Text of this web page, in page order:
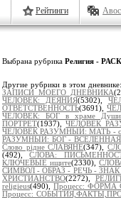
Рейтинги
Выбрана рубрика Религия -
Другие рубрики в этом
ЗАПИСИ МОЕГО ДНЕВНИКА
ЧЕЛОВЕК: ДЕЯНИЯ(5302),
ОТВЕТСТВЕННОСТЬ(3691),
ЧЕЛОВЕК: БОГ в храме Души
ПОРТРЕТ(1937),ЧЕЛОВЕК
ЧЕЛОВЕК РАЗУМНЫЙ: МАТЬ -
РАЗУМНЫЙ: БОГ - ВСЕЛЕННАЯ
Слово рідне СЛАВЯНЕ(347),
(492),СЛОВА:
КЛЮЧЕВЫЕ ищите(2330),
СИМВОЛ - ОБРАЗ - РЕЧЬ - ЗНАК
ХРИСТИАНСТВО(2272),
religieus(490),Процесс:
Процесс: